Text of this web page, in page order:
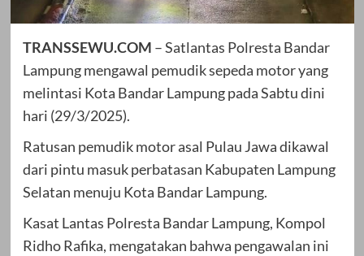
TRANSSEWU.COM – Satlantas Polresta Bandar
Lampung mengawal pemudik sepeda motor yang
melintasi Kota Bandar Lampung pada Sabtu dini
hari (29/3/2025).
Ratusan pemudik motor asal Pulau Jawa dikawal
dari pintu masuk perbatasan Kabupaten Lampung
Selatan menuju Kota Bandar Lampung.
Kasat Lantas Polresta Bandar Lampung, Kompol
Ridho Rafika, mengatakan bahwa pengawalan ini